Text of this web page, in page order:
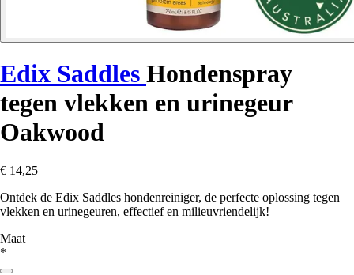
Edix Saddles Hondenspray
tegen vlekken en urinegeur
Oakwood
€ 14,25
Ontdek de Edix Saddles hondenreiniger, de perfecte oplossing tegen
vlekken en urinegeuren, effectief en milieuvriendelijk!
Maat
*